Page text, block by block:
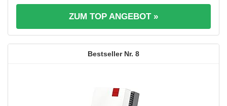
ZUM TOP ANGEBOT »
8